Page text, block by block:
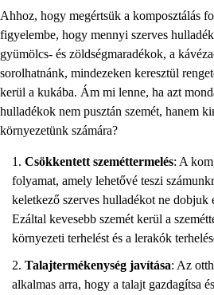
Ahhoz, hogy megértsük a komposztálás
figyelembe, hogy mennyi szerves
gyümölcs- és zöldségmaradékok, a
sorolhatnánk, mindezeken keresztül
kerül a kukába. Ám mi lenne, ha azt
hulladékok nem pusztán szemét, hanem
környezetünk számára?
Csökkentett szeméttermelés: A
folyamat, amely lehetővé teszi
keletkező szerves hulladékot ne dobjuk
Ezáltal kevesebb szemét kerül a
környezeti terhelést és a lerakók
Talajtermékenység javítása: Az
alkalmas arra, hogy a talajt gazdagítsa